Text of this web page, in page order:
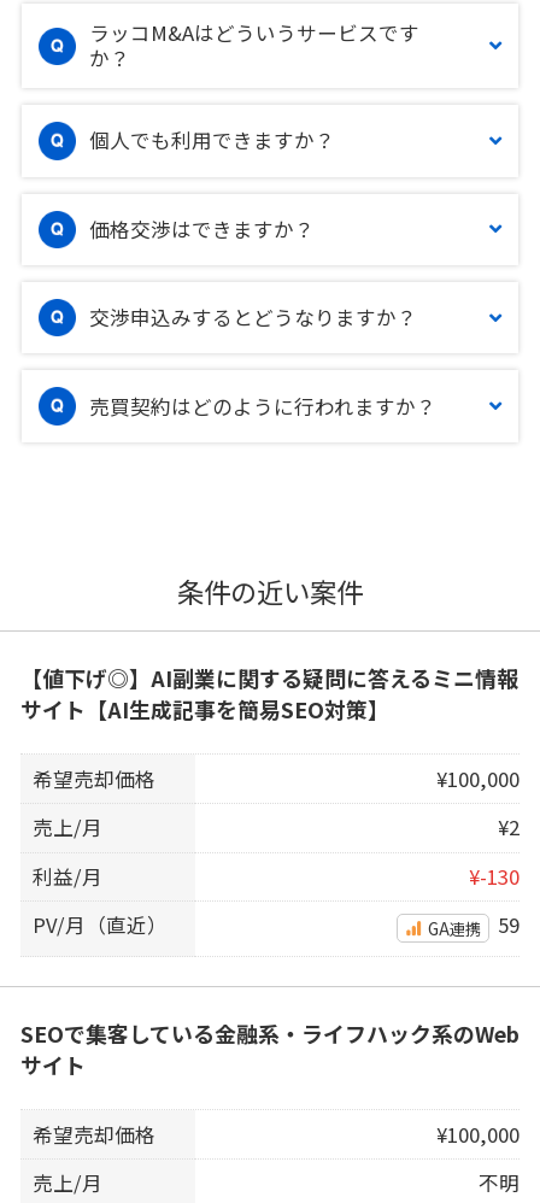
ラッコM&Aはどういうサービスです
か？
個人でも利用できますか？
価格交渉はできますか？
交渉申込みするとどうなりますか？
売買契約はどのように行われますか？
条件の近い案件
【値下げ◎】AI副業に関する疑問に答えるミニ情報
サイト【AI生成記事を簡易SEO対策】
希望売却価格
¥100,000
売上/月
¥2
利益/月
¥-130
PV/月（直近）
GA連携 59
SEOで集客している金融系・ライフハック系のWeb
サイト
希望売却価格
¥100,000
売上/月
不明